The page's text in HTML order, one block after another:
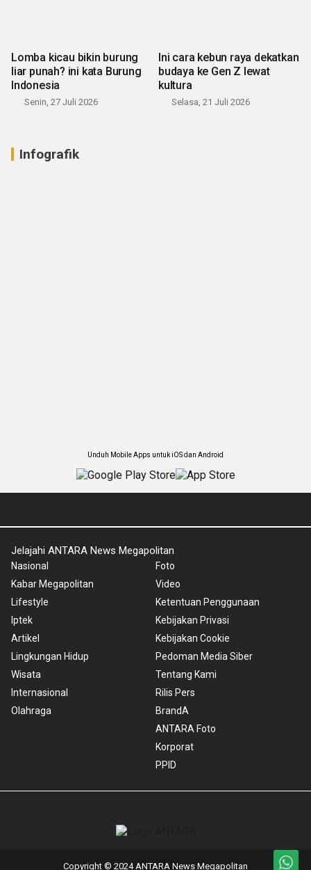
Lomba kicau bikin burung
liar punah? ini kata Burung
Indonesia
Senin, 27 Juli 2026
Ini cara kebun raya dekatkan
budaya ke Gen Z lewat
kultura
Selasa, 21 Juli 2026
Infografik
Unduh Mobile Apps untuk iOS dan Android
Jelajahi ANTARA News Megapolitan
Nasional
Kabar Megapolitan
Lifestyle
Iptek
Artikel
Lingkungan Hidup
Wisata
Internasional
Olahraga
Foto
Video
Ketentuan Penggunaan
Kebijakan Privasi
Kebijakan Cookie
Pedoman Media Siber
Tentang Kami
Rilis Pers
BrandA
ANTARA Foto
Korporat
PPID
Copyright © 2024 ANTARA News Megapolitan